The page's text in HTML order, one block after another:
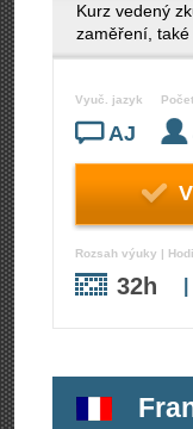
Kurz vedený
zaměření,
Vyuč. jazyk
AJ
Rozsah výuky |
32h